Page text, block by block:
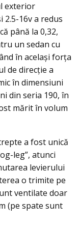
exterior
2.5-16v a redus
până la 0,32,
un sedan cu
în același forţa
de direcție a
în dimensiuni
din seria 190, în
mărit în volum
a fost unică
leg”, atunci
levierului
o trimite pe
ventilate doar
(pe spate sunt